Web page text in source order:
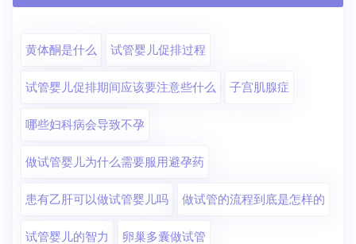
黄体酮是什么 试管婴儿促排过程
试管婴儿促排期间应该要注意些什么 子宫肌腺症
哪些妇科病会导致不孕
做试管婴儿为什么需要服用避孕药
患有乙肝可以做试管婴儿吗 做试管的流程到底是怎样的
试管婴儿的智力 卵巢多囊做试管